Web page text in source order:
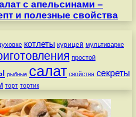
с апельсинами –
и полезные свойства
котлеты курицей мультиварке
простой
рыбные салат свойства секреты
торт тортик